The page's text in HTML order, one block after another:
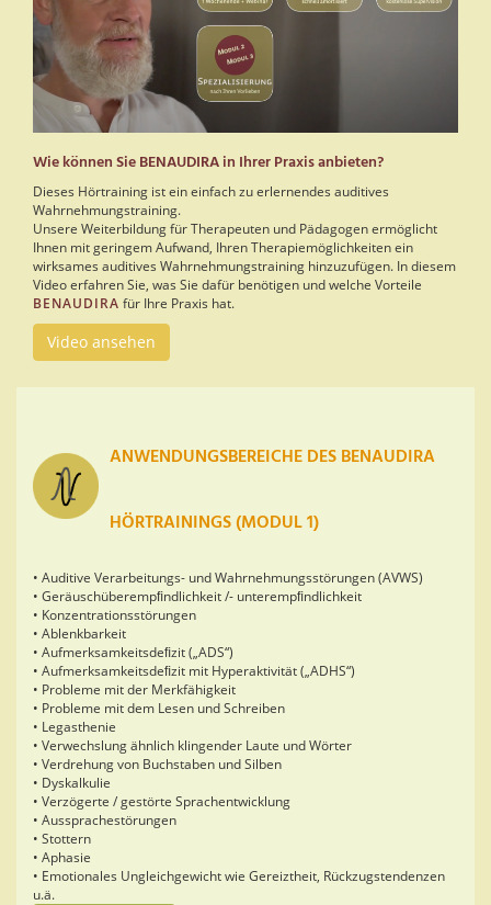
Wie können Sie BENAUDIRA in Ihrer Praxis anbieten?
Dieses Hörtraining ist ein einfach zu erlernendes auditives
Wahrnehmungstraining.
Unsere Weiterbildung für Therapeuten und Pädagogen ermöglicht
Ihnen mit geringem Aufwand, Ihren Therapiemöglichkeiten ein
wirksames auditives Wahrnehmungstraining hinzuzufügen. In diesem
Video erfahren Sie, was Sie dafür benötigen und welche Vorteile
BENAUDIRA für Ihre Praxis hat.
Video ansehen
ANWENDUNGSBEREICHE DES BENAUDIRA
HÖRTRAININGS (MODUL 1)
• Auditive Verarbeitungs- und Wahrnehmungsstörungen (AVWS)
• Geräuschüberempﬁndlichkeit /- unterempﬁndlichkeit
• Konzentrationsstörungen
• Ablenkbarkeit
• Aufmerksamkeitsdeﬁzit („ADS“)
• Aufmerksamkeitsdeﬁzit mit Hyperaktivität („ADHS“)
• Probleme mit der Merkfähigkeit
• Probleme mit dem Lesen und Schreiben
• Legasthenie
• Verwechslung ähnlich klingender Laute und Wörter
• Verdrehung von Buchstaben und Silben
• Dyskalkulie
• Verzögerte / gestörte Sprachentwicklung
• Aussprachestörungen
• Stottern
• Aphasie
• Emotionales Ungleichgewicht wie Gereiztheit, Rückzugstendenzen
u.ä.